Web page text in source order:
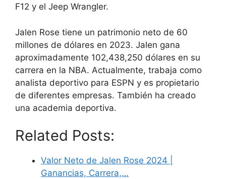
F12 y el Jeep Wrangler.
Jalen Rose tiene un patrimonio neto de 60
millones de dólares en 2023. Jalen gana
aproximadamente 102,438,250 dólares en su
carrera en la NBA. Actualmente, trabaja como
analista deportivo para ESPN y es propietario
de diferentes empresas. También ha creado
una academia deportiva.
Related Posts:
Valor Neto de Jalen Rose 2024 |
Ganancias, Carrera,…